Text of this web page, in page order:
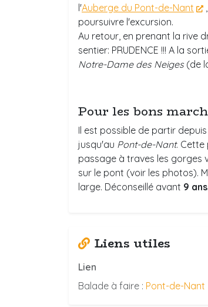
l'Auberge du Pont-de-Nant
poursuivre l'excursion.
Au retour, en prenant la rive
sentier: PRUDENCE !!! A la
Notre-Dame des Neiges(de
Pour les bons
Il est possible de partir depuis
jusqu'au Pont-de-Nant. Cette
passage à traves les gorges
sur le pont (voir les photos).
large. Déconseillé avant 9 ans
Liens utiles
Lien
Balade à faire : Pont-de-Nant